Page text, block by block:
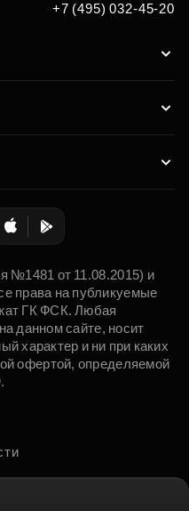
+7 (495) 032-45-20
№1481 от 11.08.2015) и
права на публикуемые
ГК ФСК. Любая
данном сайте, носит
характер и ни при каких
офертой, определяемой